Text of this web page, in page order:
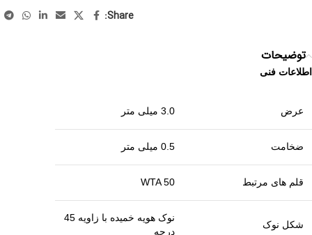
Share:
توضیحات
اطلاعات فنی
عرض 3.0 میلی متر
ضخامت 0.5 میلی متر
قلم های مرتبط WTA 50
شکل نوک
نوک هویه خمیده با زاویه 45
درجه